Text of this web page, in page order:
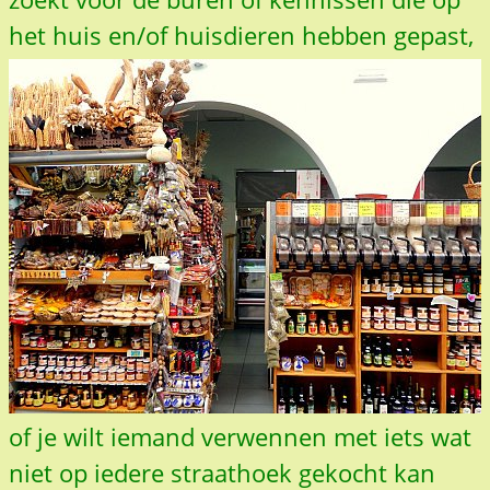
het huis en/of huisdieren hebben gepast,
of je wilt iemand verwennen met iets wat
niet op iedere straathoek gekocht kan